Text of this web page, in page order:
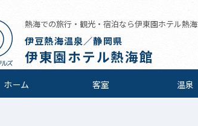
熱海での旅行・観光・宿泊なら伊東園ホテル熱
伊豆熱海温泉／静岡県
伊東園ホテル熱海館
ホーム 客室 温泉